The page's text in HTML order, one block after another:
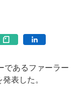
であるファーラー
表した。